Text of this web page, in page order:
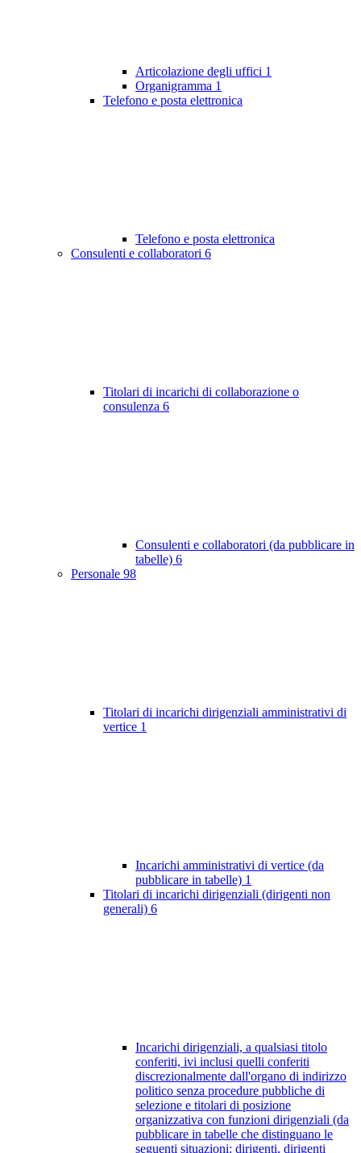
Articolazione degli uffici 1
Organigramma 1
Telefono e posta elettronica
Telefono e posta elettronica
Consulenti e collaboratori 6
Titolari di incarichi di collaborazione o
consulenza 6
Consulenti e collaboratori (da pubblicare in
tabelle) 6
Personale 98
Titolari di incarichi dirigenziali amministrativi di
vertice 1
Incarichi amministrativi di vertice (da
pubblicare in tabelle) 1
Titolari di incarichi dirigenziali (dirigenti non
generali) 6
Incarichi dirigenziali, a qualsiasi titolo
conferiti, ivi inclusi quelli conferiti
discrezionalmente dall'organo di indirizzo
politico senza procedure pubbliche di
selezione e titolari di posizione
organizzativa con funzioni dirigenziali (da
pubblicare in tabelle che distinguano le
seguenti situazioni: dirigenti, dirigenti